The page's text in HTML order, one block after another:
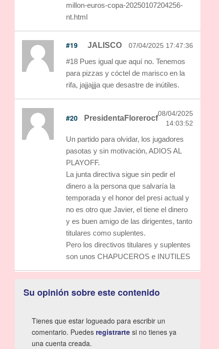
millon-euros-copa-20250107204256-
nt.html
#19 JALISCO 07/04/2025 17:47:36
#18 Pues igual que aquí no. Tenemos
para pizzas y cóctel de marisco en la
rifa, jajjajjja que desastre de inútiles.
#20 PresidentaFlorerocf
08/04/2025
14:03:52
Un partido para olvidar, los jugadores
pasotas y sin motivación, ADIOS AL
PLAYOFF.
La junta directiva sigue sin pedir el
dinero a la persona que salvaría la
temporada y el honor del presi actual y
no es otro que Javier, el tiene el dinero
y es buen amigo de las dirigentes, tanto
titulares como suplentes.
Pero los directivos titulares y suplentes
son unos CHAPUCEROS e INUTILES
Su opinión sobre este contenido
Tienes que estar logueado para escribir un
comentario. Puedes registrarte si no tienes ya
una cuenta creada.